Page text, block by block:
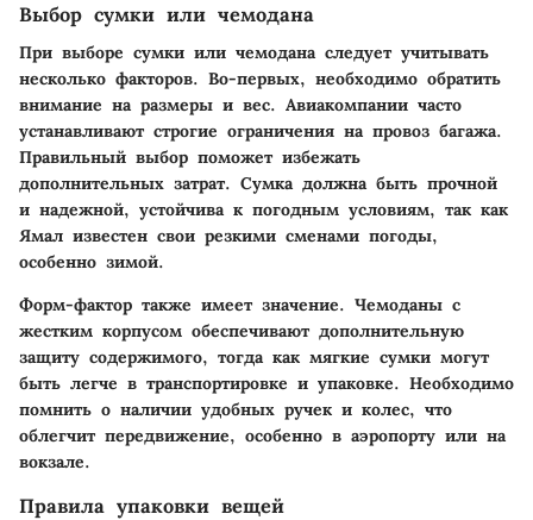
Выбор сумки или чемодана
При выборе сумки или чемодана следует учитывать
несколько факторов. Во-первых, необходимо обратить
внимание на размеры и вес. Авиакомпании часто
устанавливают строгие ограничения на провоз багажа.
Правильный выбор поможет избежать
дополнительных затрат. Сумка должна быть прочной
и надежной, устойчива к погодным условиям, так как
Ямал известен свои резкими сменами погоды,
особенно зимой.
Форм-фактор также имеет значение. Чемоданы с
жестким корпусом обеспечивают дополнительную
защиту содержимого, тогда как мягкие сумки могут
быть легче в транспортировке и упаковке. Необходимо
помнить о наличии удобных ручек и колес, что
облегчит передвижение, особенно в аэропорту или на
вокзале.
Правила упаковки вещей